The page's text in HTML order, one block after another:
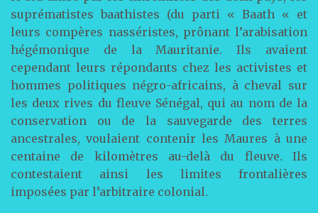
suprématistes baathistes (du parti « Baath « et
leurs compères nasséristes, prônant l’arabisation
hégémonique de la Mauritanie. Ils avaient
cependant leurs répondants chez les activistes et
hommes politiques négro-africains, à cheval sur
les deux rives du fleuve Sénégal, qui au nom de la
conservation ou de la sauvegarde des terres
ancestrales, voulaient contenir les Maures à une
centaine de kilomètres au-delà du fleuve. Ils
contestaient ainsi les limites frontalières
imposées par l’arbitraire colonial.